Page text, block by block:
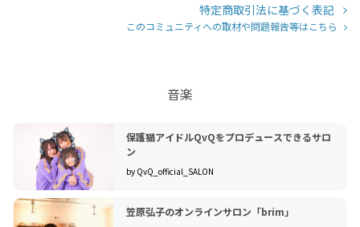
特定商取引法に基づく表記
このコミュニティへの取材や問題報告等はこちら
音楽
保護猫アイドルQvQをプロデュースできるサロ
ン
by QvQ_official_SALON
笠原弘子のオンラインサロン「brim」